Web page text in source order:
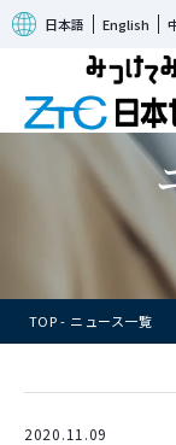
日本語 English
TOP ニュース一覧
2020.11.09